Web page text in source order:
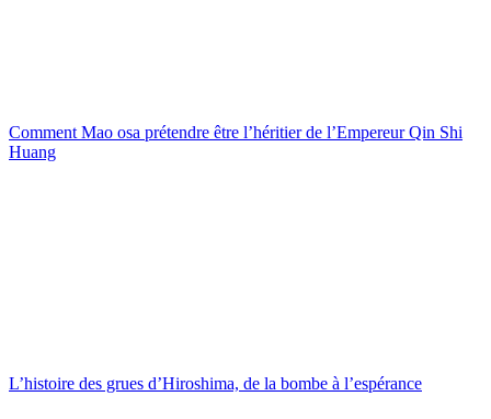
Comment Mao osa prétendre être l’héritier de l’Empereur Qin Shi
Huang
L’histoire des grues d’Hiroshima, de la bombe à l’espérance